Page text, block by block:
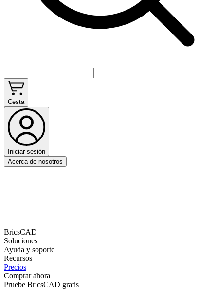
Cesta
Iniciar sesión
Acerca de nosotros
BricsCAD
Soluciones
Ayuda y soporte
Recursos
Precios
Comprar ahora
Pruebe BricsCAD gratis